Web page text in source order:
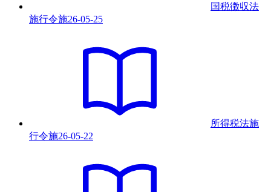
国税徴収法
施行令施26-05-25
所得税法施
行令施26-05-22